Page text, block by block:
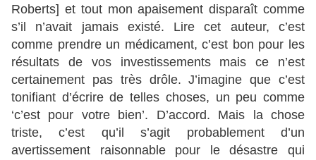
Roberts] et tout mon apaisement disparaît comme
s’il n’avait jamais existé. Lire cet auteur, c’est
comme prendre un médicament, c’est bon pour les
résultats de vos investissements mais ce n’est
certainement pas très drôle. J’imagine que c’est
tonifiant d’écrire de telles choses, un peu comme
‘c’est pour votre bien’. D’accord. Mais la chose
triste, c’est qu’il s’agit probablement d’un
avertissement raisonnable pour le désastre qui